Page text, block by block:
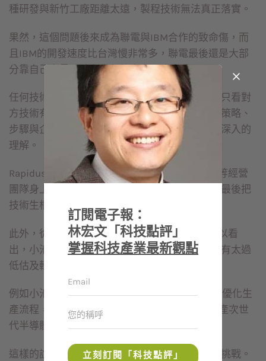
種研發與新竹工廠距離太遠，製程技術無法真正落實。
果然，這個問題後來成為聯電與IBM合作的致命傷，而
且IBM的開發速度比台灣慢非常多，聯電最後還是大部
分靠自己力量，才在幾年後宣布開發完成。
任何技術合作與授權，在進行過程中，真的不能只看對
方技術有多強、多厲害，還是要回到本身是否有策略、
步驟與企圖心，並且對雙方的差異及作法有多少深入的
理解。
Rapidus會有多成功，其實是落在社長小池淳義等經營
團隊身上，如何在這種跨日、美、歐的合作中，最後把
技術生根於日本。
此外，從目前Rapidus提出的計畫及說法，也可以看
出，小池淳義團隊對於二奈米的開發難度，似乎有太過
低估及輕忽的情況。
例如小池說， 該公司未來將以AI與自動化技術來優化生
產流程，並以約500名技術人員的一半人力，量產次世
代半導體。
這樣的說法，看起來就是太輕忽二奈米的難度與挑戰。
訂閱電子報：
林宏文「科技點評」
掌握科技產業最新觀點
立刻訂閱「科技點評」